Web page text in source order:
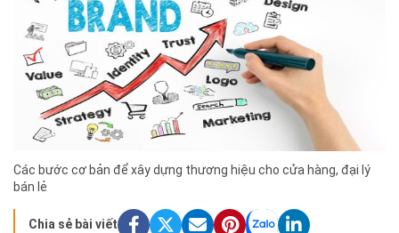
Các bước cơ bản để xây dựng thương hiệu cho cửa hàng, đại lý
bán lẻ
Chia sẻ bài viết